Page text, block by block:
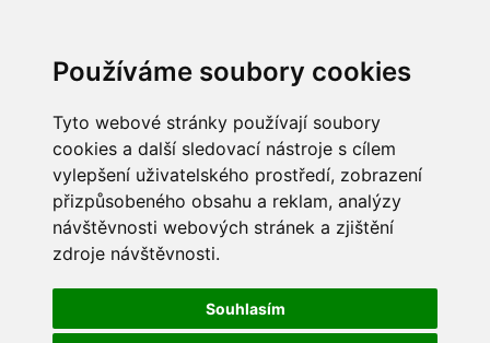
Používáme soubory cookies
Tyto webové stránky používají soubory
cookies a další sledovací nástroje s cílem
vylepšení uživatelského prostředí, zobrazení
přizpůsobeného obsahu a reklam, analýzy
návštěvnosti webových stránek a zjištění
zdroje návštěvnosti.
Souhlasím